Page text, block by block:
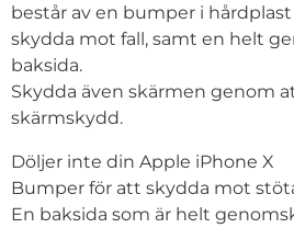
består av en bumper i
skydda mot fall, samt en helt
baksida.
Skydda även skärmen genom
skärmskydd.
Döljer inte din Apple iPhone X
Bumper för att skydda mot
En baksida som är helt